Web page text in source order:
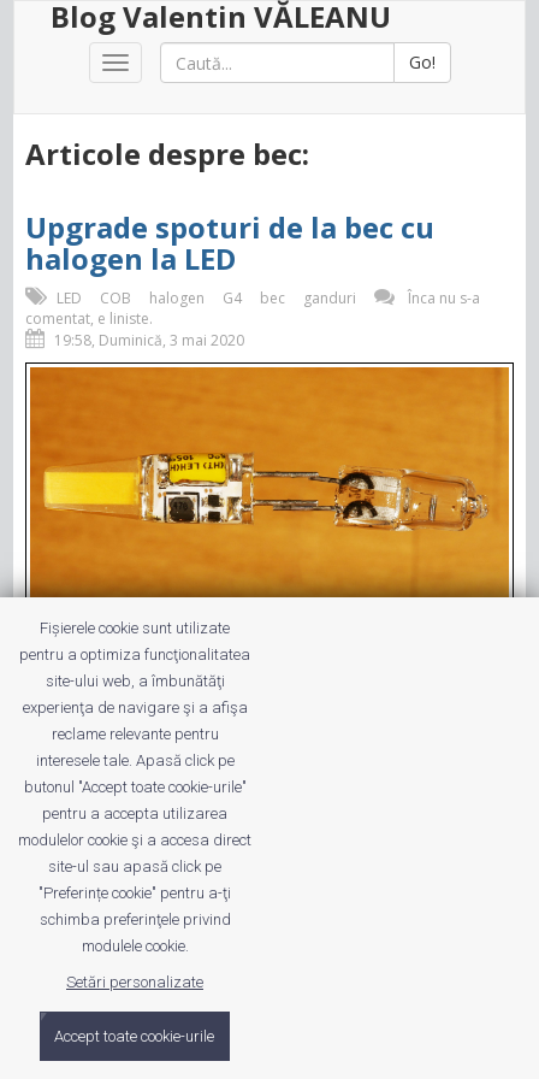
Blog Valentin VĂLEANU
Toggle
Go!
Articole despre bec:
Upgrade spoturi de la bec cu
halogen la LED
LED COB halogen G4 bec ganduri
Înca nu s-a
comentat, e liniste.
19:58, Duminică, 3 mai 2020
Având 9 spoturi în bucătărie aproape
săptămânal unul dintre ele avea probleme.
Asta pentru că becurile cu halogen sunt
foarte sensibile, este de ajuns să le fi atins și
dacă grăsimea de pe deget rămâne pe ele
vor avea o viață foarte scurtă. Becurile cu
halog ...
© 2011 - 2026 Valentin VĂLEANU. All Rights Reserved
Fișierele cookie sunt utilizate
pentru a optimiza funcţionalitatea
site-ului web, a îmbunătăţi
experienţa de navigare şi a afişa
reclame relevante pentru
interesele tale. Apasă click pe
butonul "Accept toate cookie-urile"
pentru a accepta utilizarea
modulelor cookie şi a accesa direct
site-ul sau apasă click pe
"Preferințe cookie" pentru a-ţi
schimba preferinţele privind
modulele cookie.
Setări personalizate
Accept toate cookie-urile